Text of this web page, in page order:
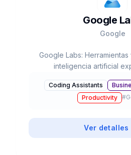
Google
Google
Google Labs:
inteligencia artificial
Coding Assistants
Productivity #
Ver detalles